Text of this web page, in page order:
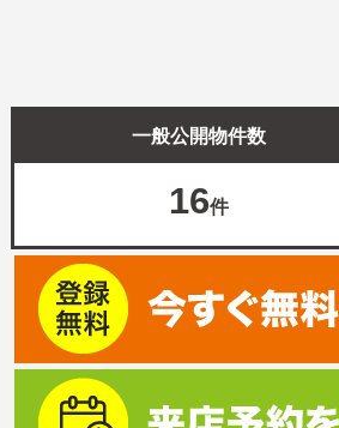
一般公開物件数
16件